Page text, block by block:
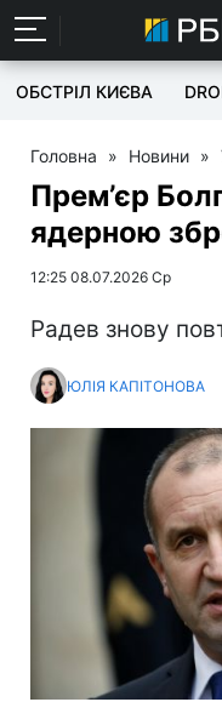
ОБСТРІЛ КИЄВА
Головна » Новини »
Прем’єр
ядерною
12:25 08.07.2026 Ср
Радев знову
ЮЛІЯ КАПІТОНОВА